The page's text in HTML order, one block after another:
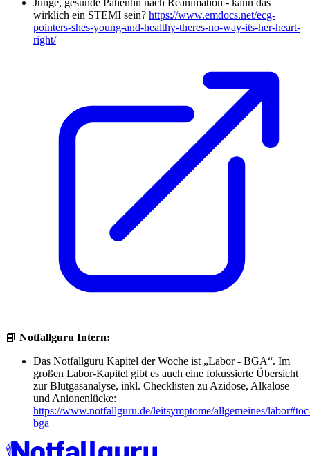
wirklich ein STEMI sein? https://www.emdocs.net/ecg-
pointers-shes-young-and-healthy-theres-no-way-its-her-heart-
right/
📘 Notfallguru Intern:
Das Notfallguru Kapitel der Woche ist „Labor - BGA“. Im
großen Labor-Kapitel gibt es auch eine fokussierte Übersicht
zur Blutgasanalyse, inkl. Checklisten zu Azidose, Alkalose
und Anionenlücke:
https://www.notfallguru.de/leitsymptome/allgemeines/
bga